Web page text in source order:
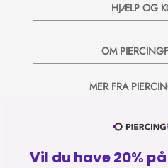
HJÆLP OG
OM
MER FRA
SHOPPER FRA:
Vil du have 20%